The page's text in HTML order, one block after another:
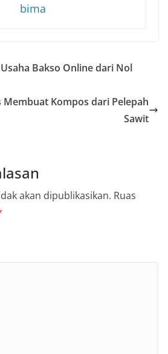
bima
Bakso Online dari Nol
Membuat Kompos dari Pelepah
Sawit
akan dipublikasikan. Ruas